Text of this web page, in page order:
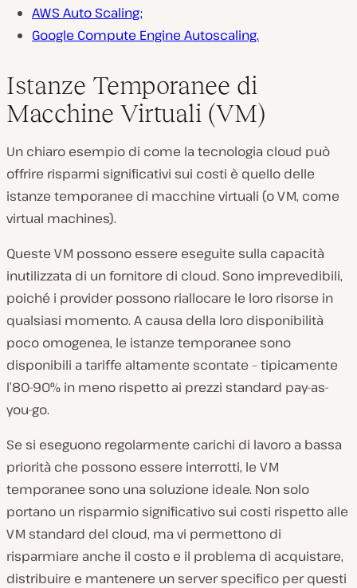
AWS Auto Scaling;
Google Compute Engine Autoscaling.
Istanze Temporanee di
Macchine Virtuali (VM)
Un chiaro esempio di come la tecnologia cloud può
offrire risparmi significativi sui costi è quello delle
istanze temporanee di macchine virtuali (o VM, come
virtual machines).
Queste VM possono essere eseguite sulla capacità
inutilizzata di un fornitore di cloud. Sono imprevedibili,
poiché i provider possono riallocare le loro risorse in
qualsiasi momento. A causa della loro disponibilità
poco omogenea, le istanze temporanee sono
disponibili a tariffe altamente scontate – tipicamente
l’80-90% in meno rispetto ai prezzi standard pay-as-
you-go.
Se si eseguono regolarmente carichi di lavoro a bassa
priorità che possono essere interrotti, le VM
temporanee sono una soluzione ideale. Non solo
portano un risparmio significativo sui costi rispetto alle
VM standard del cloud, ma vi permettono di
risparmiare anche il costo e il problema di acquistare,
distribuire e mantenere un server specifico per questi